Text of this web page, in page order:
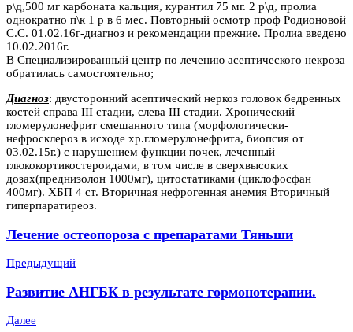
р\д,500 мг карбоната кальция, курантил 75 мг. 2 р\д, пролиа
однократно п\к 1 р в 6 мес. Повторный осмотр проф Родионовой
С.С. 01.02.16г-диагноз и рекомендации прежние. Пролиа введено
10.02.2016г.
В Специализированный центр по лечению асептического некроза
обратилась самостоятельно;
Диагноз: двусторонний асептический неркоз головок бедренных
костей справа III стадии, слева III стадии. Хронический
гломерулонефрит смешанного типа (морфологически-
нефросклероз в исходе хр.гломерулонефрита, биопсия от
03.02.15г.) с нарушением функции почек, леченный
глюкокортикостероидами, в том числе в сверхвысоких
дозах(преднизолон 1000мг), цитостатиками (циклофосфан
400мг). ХБП 4 ст. Вторичная нефрогенная анемия Вторичный
гиперпаратиреоз.
Лечение остеопороза с препаратами Тяньши
Предыдущий
Развитие АНГБК в результате гормонотерапии.
Далее